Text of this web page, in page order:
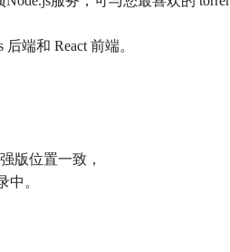
端和 React 前端。
版位置一致，
中。